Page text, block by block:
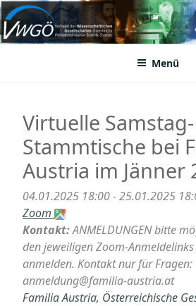
Zum
Inhalt
springenVWGÖ
Federation of Austrian Scientific Societies
Menü
Virtuelle Samstag-
Stammtische bei
Austria im Jänner
04.01.2025 18:00 - 25.01.2025
Zoom
Kontakt:ANMELDUNGEN bitte
den jeweiligen Zoom-
anmelden. Kontakt nur für Fragen:
anmeldung@familia-austria.at
Familia Austria, Österreichische